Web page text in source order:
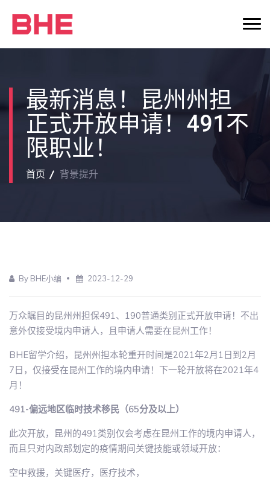
最新消息！昆州州担
正式开放申请！491不
限职业！
首页 背景提升
By BHE小编 2023-12-29
万众瞩目的昆州州担保491、190普通类别正式开放申请！不出
意外仅接受境内申请人，且申请人需要在昆州工作！
BHE留学介绍，昆州州担本轮重开时间是2021年2月1日到2月
7日，仅接受在昆州工作的境内申请！下一轮开放将在2021年4
月！
491-偏远地区临时技术移民（65分及以上）
此次开放，昆州的491类别仅会考虑在昆州工作的境内申请人，
而且只对内政部划定的疫情期间关键技能或领域开放：
空中救援，关键医疗，医疗技术，